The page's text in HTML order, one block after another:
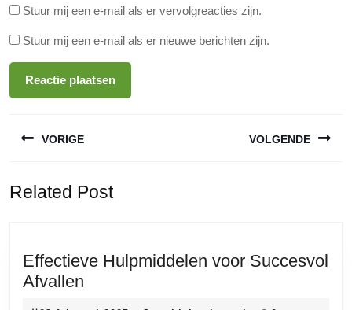
Stuur mij een e-mail als er vervolgreacties zijn.
Stuur mij een e-mail als er nieuwe berichten zijn.
VORIGE
bericht:
VOLGENDE
Related Post
Effectieve Hulpmiddelen voor Succesvol
Afvallen